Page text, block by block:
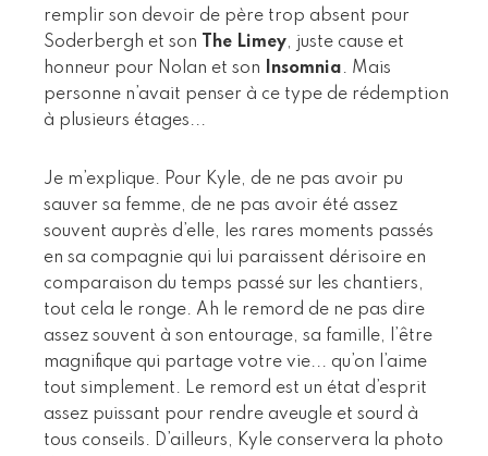
remplir son devoir de père trop absent pour
Soderbergh et son
The Limey, juste cause et
honneur pour Nolan et son
Insomnia. Mais
personne n’avait penser à ce type de rédemption
à plusieurs étages...
Je m’explique. Pour Kyle, de ne pas avoir pu
sauver sa femme, de ne pas avoir été assez
souvent auprès d’elle, les rares moments passés
en sa compagnie qui lui paraissent dérisoire en
comparaison du temps passé sur les chantiers,
tout cela le ronge. Ah le remord de ne pas dire
assez souvent à son entourage, sa famille, l’être
magnifique qui partage votre vie... qu’on l’aime
tout simplement. Le remord est un état d’esprit
assez puissant pour rendre aveugle et sourd à
tous conseils. D’ailleurs, Kyle conservera la photo